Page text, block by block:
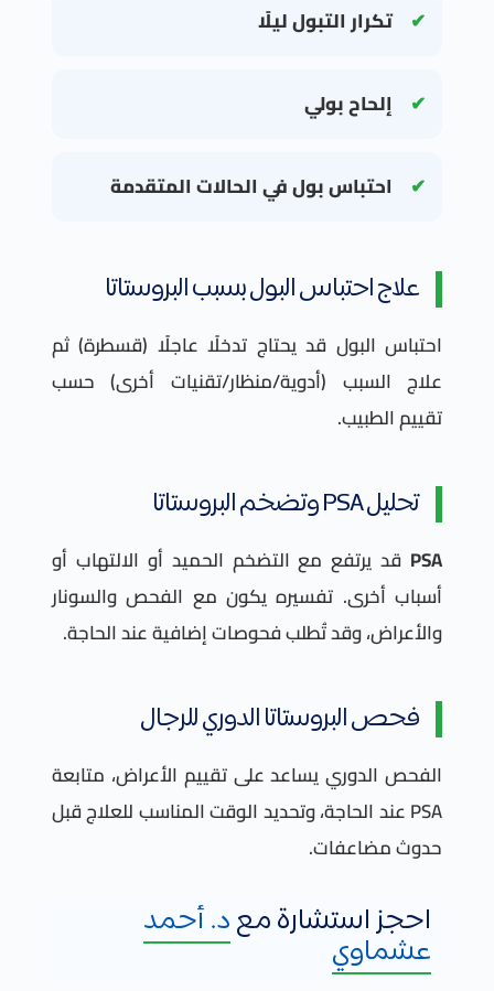
تكرار التبول ليلًا
إلحاح بولي
احتباس بول في الحالات المتقدمة
علاج احتباس البول بسبب البروستاتا
احتباس البول قد يحتاج تدخلًا عاجلًا (قسطرة) ثم
علاج السبب (أدوية/منظار/تقنيات أخرى) حسب
تقييم الطبيب.
تحليل PSA وتضخم البروستاتا
PSA قد يرتفع مع التضخم الحميد أو الالتهاب أو
أسباب أخرى. تفسيره يكون مع الفحص والسونار
والأعراض، وقد تُطلب فحوصات إضافية عند الحاجة.
فحص البروستاتا الدوري للرجال
الفحص الدوري يساعد على تقييم الأعراض، متابعة
PSA عند الحاجة، وتحديد الوقت المناسب للعلاج قبل
حدوث مضاعفات.
احجز استشارة معد. أحمد
عشماوي